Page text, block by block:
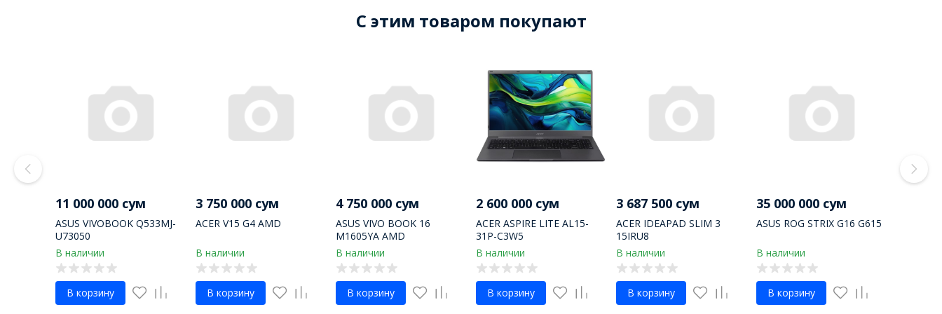
C этим товаром покупают
11 000 000 сум
ASUS VIVOBOOK Q533MJ-
U73050
В наличии
В корзину
3 750 000 сум
ACER V15 G4 AMD
В наличии
В корзину
4 750 000 сум
ASUS VIVO BOOK 16
M1605YA AMD
В наличии
В корзину
2 600 000 сум
ACER ASPIRE LITE AL15-
31P-C3W5
В наличии
В корзину
3 687 500 сум
ACER IDEAPAD SLIM 3
15IRU8
В наличии
В корзину
35 000 000 сум
ASUS ROG STRIX G16 G615
В наличии
В корзину